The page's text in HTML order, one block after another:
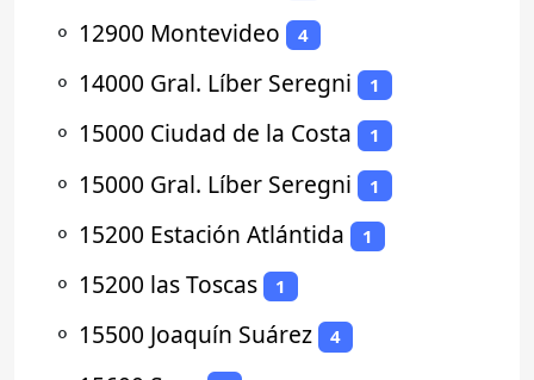
⚬ 12900 Montevideo 4
⚬ 14000 Gral. Líber Seregni 1
⚬ 15000 Ciudad de la Costa 1
⚬ 15000 Gral. Líber Seregni 1
⚬ 15200 Estación Atlántida 1
⚬ 15200 las Toscas 1
⚬ 15500 Joaquín Suárez 4